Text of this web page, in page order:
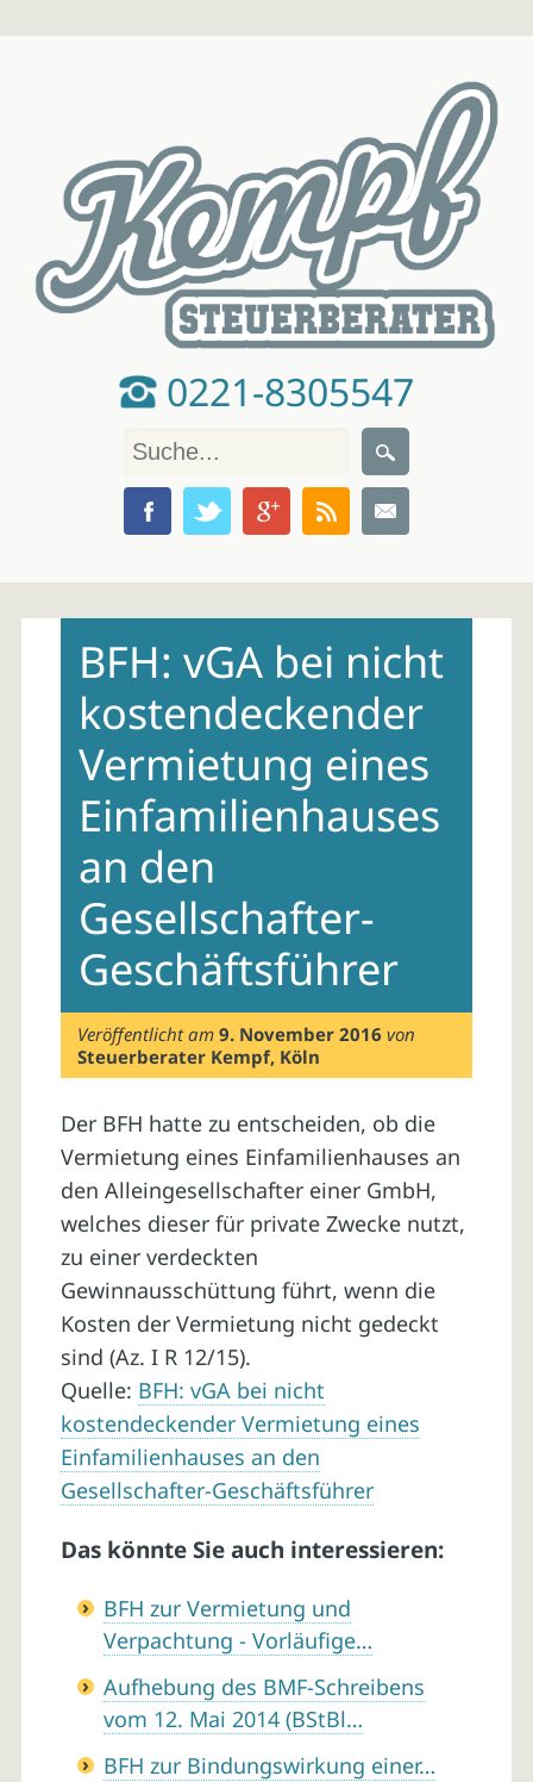
0221-8305547
contentBFH: vGA bei nicht
kostendeckender
Vermietung eines
Einfamilienhauses
an den
Gesellschafter-
Geschäftsführer
Veröffentlicht am9. November 2016 von
Steuerberater Kempf, Köln
Der BFH hatte zu entscheiden, ob die
Vermietung eines Einfamilienhauses an
den Alleingesellschafter einer GmbH,
welches dieser für private Zwecke nutzt,
zu einer verdeckten
Gewinnausschüttung führt, wenn die
Kosten der Vermietung nicht gedeckt
sind (Az. I R 12/15).
Quelle: BFH: vGA bei nicht
kostendeckender Vermietung eines
Einfamilienhauses an den
Gesellschafter-Geschäftsführer
Das könnte Sie auch interessieren:
BFH zur Vermietung und
Verpachtung - Vorläufige…
Aufhebung des BMF-Schreibens
vom 12. Mai 2014 (BStBl…
BFH zur Bindungswirkung einer…